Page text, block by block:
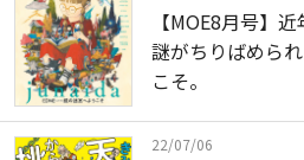
【MOE8月号】
謎がちりばめら
こそ。
22/07/06